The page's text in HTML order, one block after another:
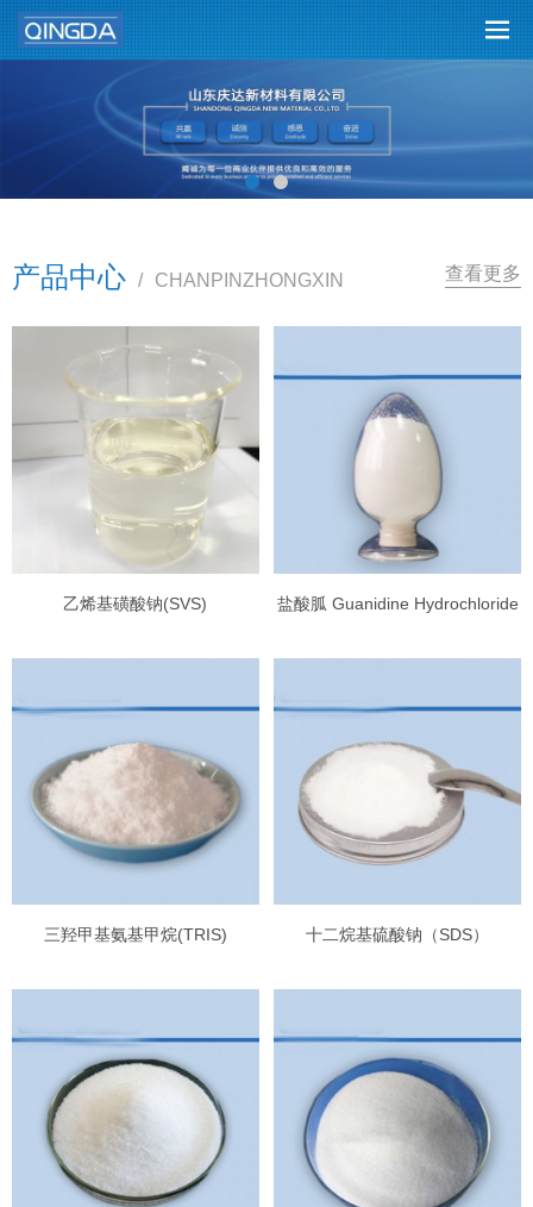
产品中心 / CHANPINZHONGXIN 查看更多
乙烯基磺酸钠(SVS) 盐酸胍 Guanidine Hydrochloride
三羟甲基氨基甲烷(TRIS) 十二烷基硫酸钠（SDS）